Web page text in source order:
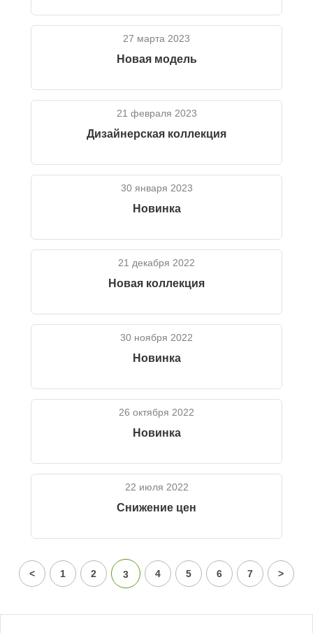
27 марта 2023
Новая модель
21 февраля 2023
Дизайнерская коллекция
30 января 2023
Новинка
21 декабря 2022
Новая коллекция
30 ноября 2022
Новинка
26 октября 2022
Новинка
22 июля 2022
Снижение цен
< 1 2 3 4 5 6 7 >